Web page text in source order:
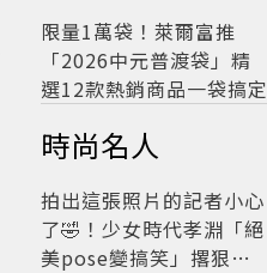
限量1萬袋！萊爾富推
「2026中元普渡袋」精
選12款熱銷商品一袋搞定
時尚名人
拍出這張照片的記者小心
了🤣！少女時代孝淵「絕
美pose變搞笑」撂狠